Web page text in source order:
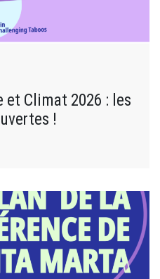
et Climat 2026 : les
!